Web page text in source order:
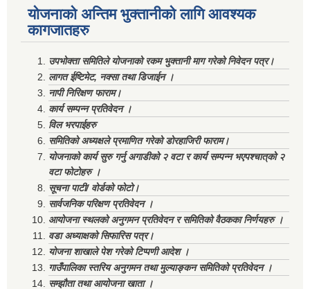
योजनाको अन्तिम भुक्तानीको लागि आवश्यक
कागजातहरु
उपभोक्ता समितिले योजनाको रकम भुक्तानी माग गरेको निवेदन पत्र।
लागत ईष्टिमेट, नक्सा तथा डिजाईन ।
नापी निरिक्षण फाराम।
कार्य सम्पन्न प्रतिवेदन ।
विल भरपाईहरु
समितिको अध्यक्षले प्रमाणित गरेको डोरहाजिरी फाराम।
योजनाको कार्य सुरु गर्नु अगाडीको २ वटा र कार्य सम्पन्न भएपश्चात्‌को २
वटा फोटोहरु ।
सूचना पाटी/ वोर्डको फोटो।
सार्वजनिक परिक्षण प्रतिवेदन ।
आयोजना स्थलको अनुगमन प्रतिवेदन र समितिको वैठकका निर्णयहरु ।
वडा अध्याक्षको सिफारिस पत्र।
योजना शाखाले पेश गरेको टिप्पणी आदेश ।
गाउँपालिका स्तरिय अनुगमन तथा मुल्याङ्कन समितिको प्रतिवेदन ।
सम्झौता तथा आयोजना खाता ।